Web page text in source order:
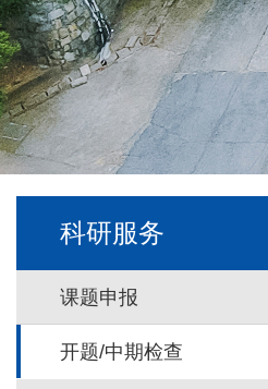
科研服务
课题申报
开题/中期检查